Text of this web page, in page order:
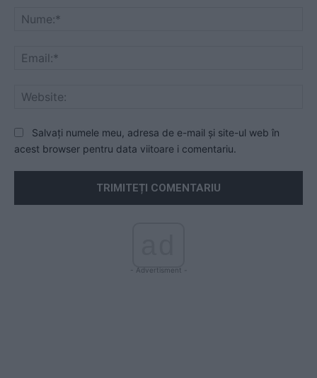
Salvați numele meu, adresa de e-mail și site-ul web în
acest browser pentru data viitoare i comentariu.
- Advertisment -